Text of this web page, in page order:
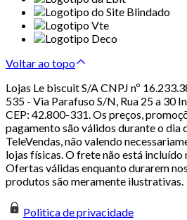
Voltar ao topo
Lojas Le biscuit S/A CNPJ nº
535 - Via Parafuso S/N, Rua 25 a 30
CEP: 42.800-331. Os preços,
pagamento são válidos durante o dia
TeleVendas, não valendo
lojas físicas. O frete não está incluído
Ofertas válidas enquanto durarem
produtos são meramente ilustrativas.
Politica de privacidade